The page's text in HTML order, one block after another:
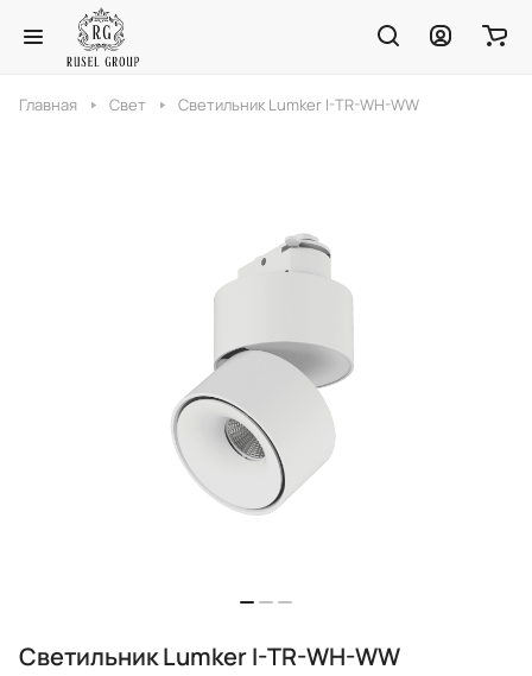
Главная Свет Светильник Lumker I-TR-WH-WW
Светильник Lumker I-TR-WH-WW